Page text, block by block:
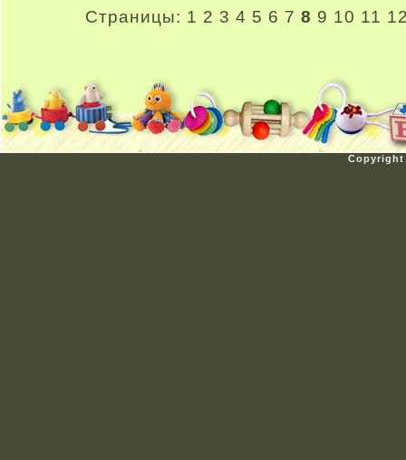
Страницы: 1 2 3 4 5 6 7 8 9 10 11